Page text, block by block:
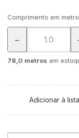
Comprimento em
-
78,0 metros em
Adicionar à